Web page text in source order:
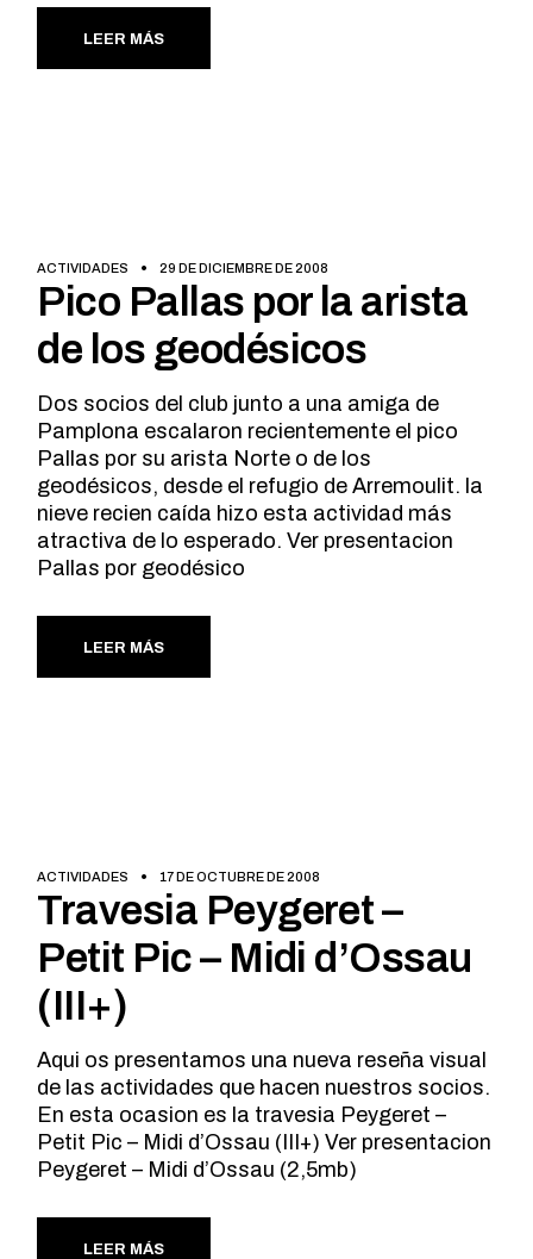
LEER MÁS
ACTIVIDADES 29 DE DICIEMBRE DE 2008
Pico Pallas por la arista
de los geodésicos
Dos socios del club junto a una amiga de
Pamplona escalaron recientemente el pico
Pallas por su arista Norte o de los
geodésicos, desde el refugio de Arremoulit. la
nieve recien caída hizo esta actividad más
atractiva de lo esperado. Ver presentacion
Pallas por geodésico
LEER MÁS
ACTIVIDADES 17 DE OCTUBRE DE 2008
Travesia Peygeret –
Petit Pic – Midi d’Ossau
(III+)
Aqui os presentamos una nueva reseña visual
de las actividades que hacen nuestros socios.
En esta ocasion es la travesia Peygeret –
Petit Pic – Midi d’Ossau (III+) Ver presentacion
Peygeret – Midi d’Ossau (2,5mb)
LEER MÁS